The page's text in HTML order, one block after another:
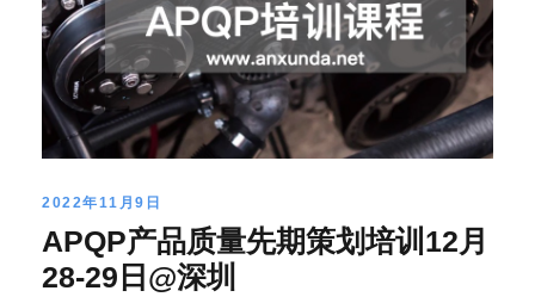
2022年11月9日
APQP产品质量先期策划培训12月
28-29日@深圳